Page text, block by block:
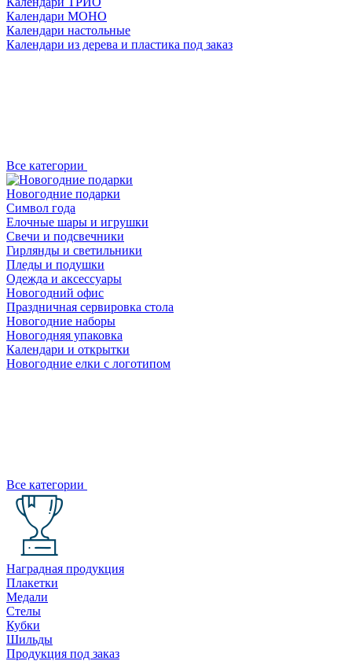
Календари МОНО
Календари настольные
Календари из дерева и пластика под заказ
Все категории
Новогодние подарки
Символ года
Елочные шары и игрушки
Свечи и подсвечники
Гирлянды и светильники
Пледы и подушки
Одежда и аксессуары
Новогодний офис
Праздничная сервировка стола
Новогодние наборы
Новогодняя упаковка
Календари и открытки
Новогодние елки с логотипом
Все категории
Наградная продукция
Плакетки
Медали
Стелы
Кубки
Шильды
Продукция под заказ